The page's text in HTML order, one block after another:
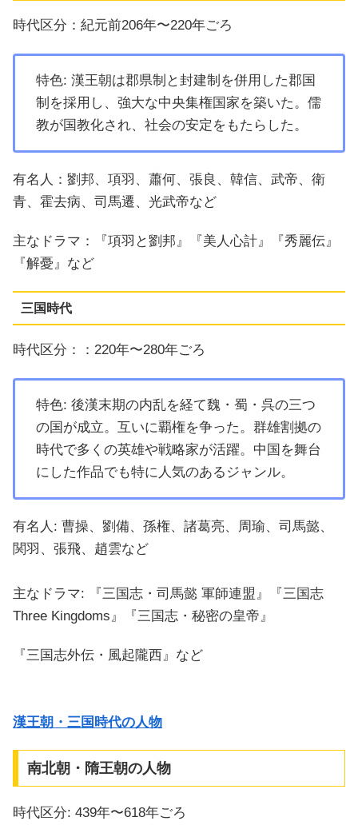
時代区分：紀元前206年〜220年ごろ
特色: 漢王朝は郡県制と封建制を併用した郡国
制を採用し、強大な中央集権国家を築いた。儒
教が国教化され、社会の安定をもたらした。
有名人：劉邦、項羽、蕭何、張良、韓信、武帝、衛
青、霍去病、司馬遷、光武帝など
主なドラマ：『項羽と劉邦』『美人心計』『秀麗伝』
『解憂』など
三国時代
時代区分：：220年〜280年ごろ
特色: 後漢末期の内乱を経て魏・蜀・呉の三つ
の国が成立。互いに覇権を争った。群雄割拠の
時代で多くの英雄や戦略家が活躍。中国を舞台
にした作品でも特に人気のあるジャンル。
有名人: 曹操、劉備、孫権、諸葛亮、周瑜、司馬懿、
関羽、張飛、趙雲など
主なドラマ: 『三国志・司馬懿 軍師連盟』『三国志
Three Kingdoms』『三国志・秘密の皇帝』
『三国志外伝・風起隴西』など
漢王朝・三国時代の人物
南北朝・隋王朝の人物
時代区分: 439年〜618年ごろ